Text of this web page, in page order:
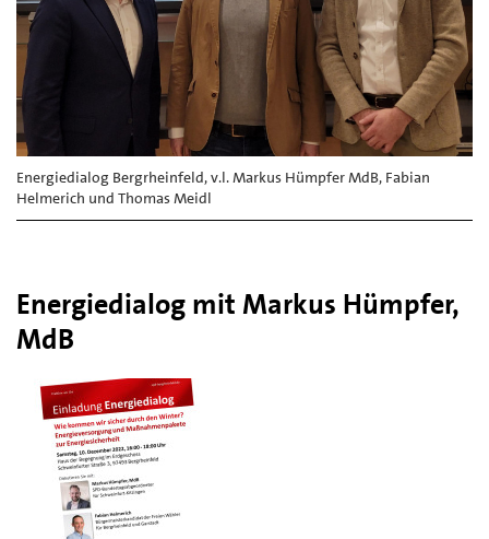
Energiedialog Bergrheinfeld, v.l. Markus Hümpfer MdB, Fabian
Helmerich und Thomas Meidl
Energiedialog mit Markus Hümpfer,
MdB